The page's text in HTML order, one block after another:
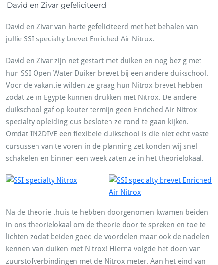
David en Zivar gefeliciteerd
David en Zivar van harte gefeliciteerd met het behalen van
jullie SSI specialty brevet Enriched Air Nitrox.
David en Zivar zijn net gestart met duiken en nog bezig met
hun SSI Open Water Duiker brevet bij een andere duikschool.
Voor de vakantie wilden ze graag hun Nitrox brevet hebben
zodat ze in Egypte kunnen drukken met Nitrox. De andere
duikschool gaf op kouter termijn geen Enriched Air Nitrox
specialty opleiding dus besloten ze rond te gaan kijken.
Omdat IN2DIVE een flexibele duikschool is die niet echt vaste
cursussen van te voren in de planning zet konden wij snel
schakelen en binnen een week zaten ze in het theorielokaal.
Na de theorie thuis te hebben doorgenomen kwamen beiden
in ons theorielokaal om de theorie door te spreken en toe te
lichten zodat beiden goed de voordelen maar ook de nadelen
kennen van duiken met Nitrox! Hierna volgde het doen van
zuurstofverbindingen met de Nitrox meter. Aan het eind van